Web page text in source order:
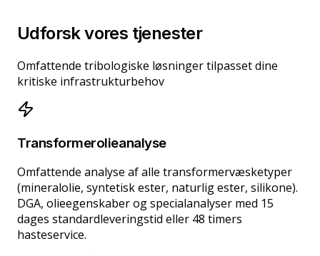
Udforsk vores tjenester
Omfattende tribologiske løsninger tilpasset dine
kritiske infrastrukturbehov
Transformerolieanalyse
Omfattende analyse af alle transformervæsketyper
(mineralolie, syntetisk ester, naturlig ester, silikone).
DGA, olieegenskaber og specialanalyser med 15
dages standardleveringstid eller 48 timers
hasteservice.